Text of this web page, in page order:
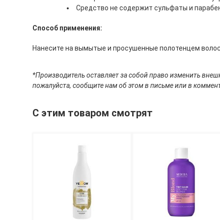
Средство не содержит сульфаты и
Способ применения:
Нанесите на вымытые и просушенные полотенцем
*Производитель оставляет за собой право изменить
пожалуйста, сообщите нам об этом в письме или в
С этим товаром смотрят